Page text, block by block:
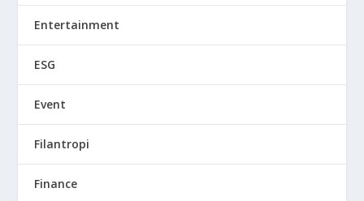
Entertainment
ESG
Event
Filantropi
Finance